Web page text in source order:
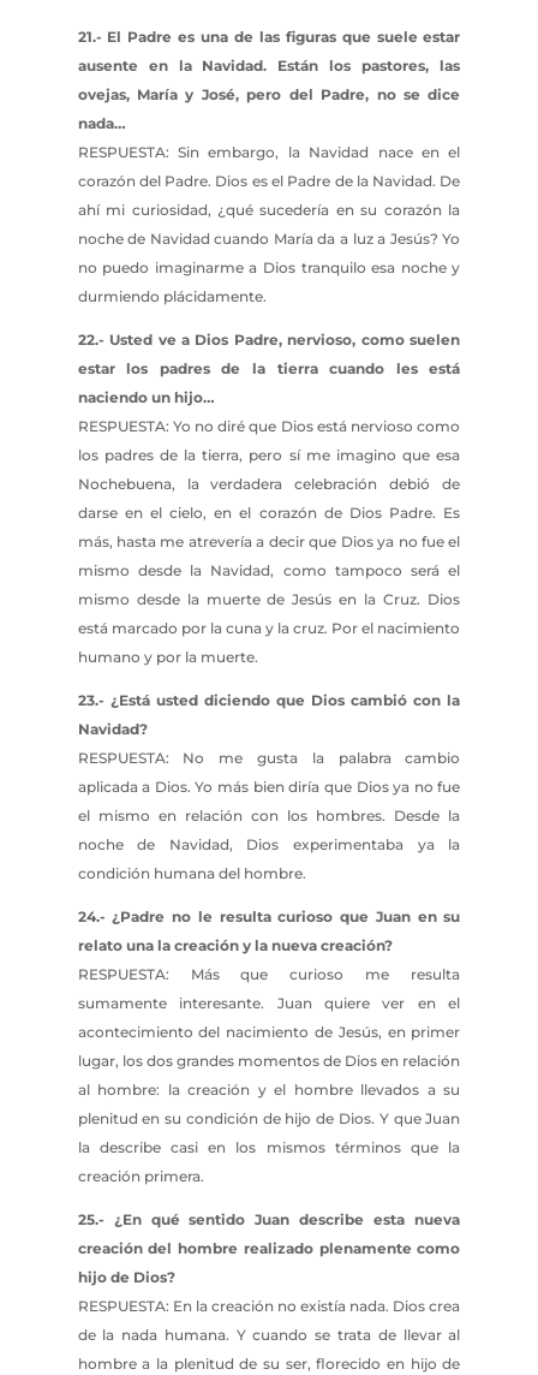
21.- El Padre es una de las figuras que suele estar
ausente en la Navidad. Están los pastores, las
ovejas, María y José, pero del Padre, no se dice
nada…
RESPUESTA: Sin embargo, la Navidad nace en el
corazón del Padre. Dios es el Padre de la Navidad. De
ahí mi curiosidad, ¿qué sucedería en su corazón la
noche de Navidad cuando María da a luz a Jesús? Yo
no puedo imaginarme a Dios tranquilo esa noche y
durmiendo plácidamente.
22.- Usted ve a Dios Padre, nervioso, como suelen
estar los padres de la tierra cuando les está
naciendo un hijo…
RESPUESTA: Yo no diré que Dios está nervioso como
los padres de la tierra, pero sí me imagino que esa
Nochebuena, la verdadera celebración debió de
darse en el cielo, en el corazón de Dios Padre. Es
más, hasta me atrevería a decir que Dios ya no fue el
mismo desde la Navidad, como tampoco será el
mismo desde la muerte de Jesús en la Cruz. Dios
está marcado por la cuna y la cruz. Por el nacimiento
humano y por la muerte.
23.- ¿Está usted diciendo que Dios cambió con la
Navidad?
RESPUESTA: No me gusta la palabra cambio
aplicada a Dios. Yo más bien diría que Dios ya no fue
el mismo en relación con los hombres. Desde la
noche de Navidad, Dios experimentaba ya la
condición humana del hombre.
24.- ¿Padre no le resulta curioso que Juan en su
relato una la creación y la nueva creación?
RESPUESTA: Más que curioso me resulta
sumamente interesante. Juan quiere ver en el
acontecimiento del nacimiento de Jesús, en primer
lugar, los dos grandes momentos de Dios en relación
al hombre: la creación y el hombre llevados a su
plenitud en su condición de hijo de Dios. Y que Juan
la describe casi en los mismos términos que la
creación primera.
25.- ¿En qué sentido Juan describe esta nueva
creación del hombre realizado plenamente como
hijo de Dios?
RESPUESTA: En la creación no existía nada. Dios crea
de la nada humana. Y cuando se trata de llevar al
hombre a la plenitud de su ser, florecido en hijo de